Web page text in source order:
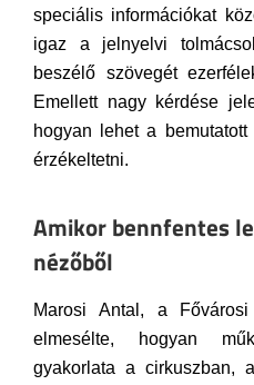
speciális információkat
igaz a jelnyelvi
beszélő szövegét
Emellett nagy kérdése
hogyan lehet a
érzékeltetni.
Amikor bennfentes
nézőből
Marosi Antal, a
elmesélte, hogyan
gyakorlata a cirkuszban,